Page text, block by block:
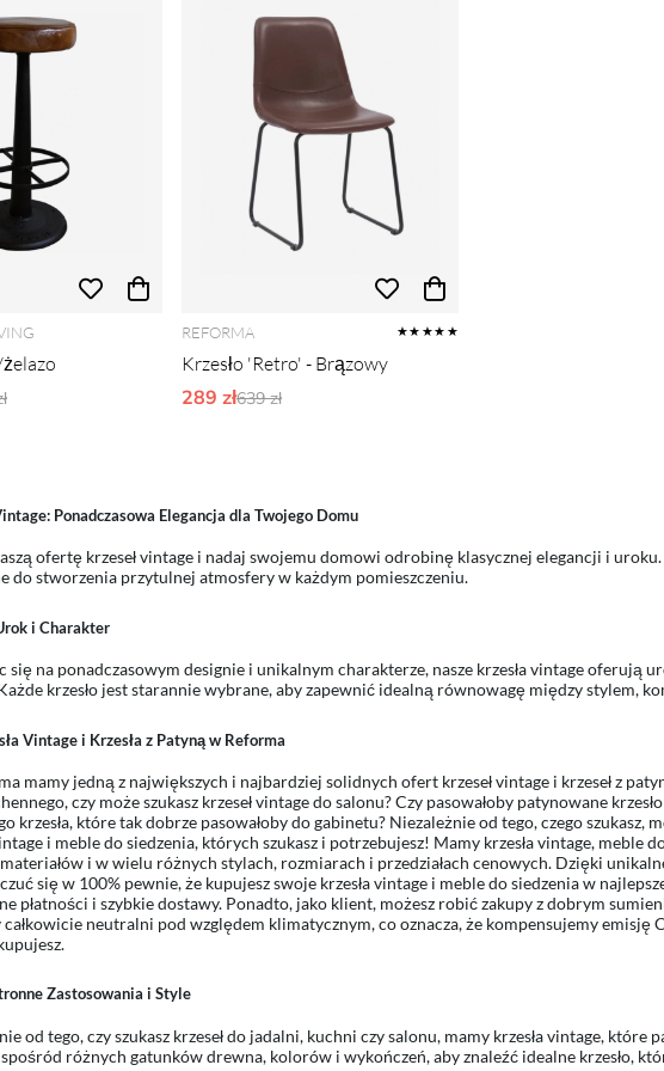
ceny:
REFORMA ★★★★★
Krzesło 'Retro' - Brązowy
289 złOrdynarne ceny:
639 zł
Ponadczasowa Elegancja dla Twojego Domu
ofertę krzeseł vintage i nadaj swojemu domowi odrobinę klasycznej elegancji i uroku.
do stworzenia przytulnej atmosfery w każdym pomieszczeniu.
i Charakter
się na ponadczasowym designie i unikalnym charakterze, nasze krzesła vintage oferują
krzesło jest starannie wybrane, aby zapewnić idealną równowagę między stylem,
Vintage i Krzesła z Patyną w Reforma
mamy jedną z największych i najbardziej solidnych ofert krzeseł vintage i krzeseł z
czy może szukasz krzeseł vintage do salonu? Czy pasowałoby patynowane
krzesła, które tak dobrze pasowałoby do gabinetu? Niezależnie od tego, czego szukasz,
i meble do siedzenia, których szukasz i potrzebujesz! Mamy krzesła vintage, meble
i w wielu różnych stylach, rozmiarach i przedziałach cenowych. Dzięki
się w 100% pewnie, że kupujesz swoje krzesła vintage i meble do siedzenia w
płatności i szybkie dostawy. Ponadto, jako klient, możesz robić zakupy z dobrym
całkowicie neutralni pod względem klimatycznym, co oznacza, że kompensujemy emisję
Zastosowania i Style
od tego, czy szukasz krzeseł do jadalni, kuchni czy salonu, mamy krzesła vintage, które
różnych gatunków drewna, kolorów i wykończeń, aby znaleźć idealne krzesło,